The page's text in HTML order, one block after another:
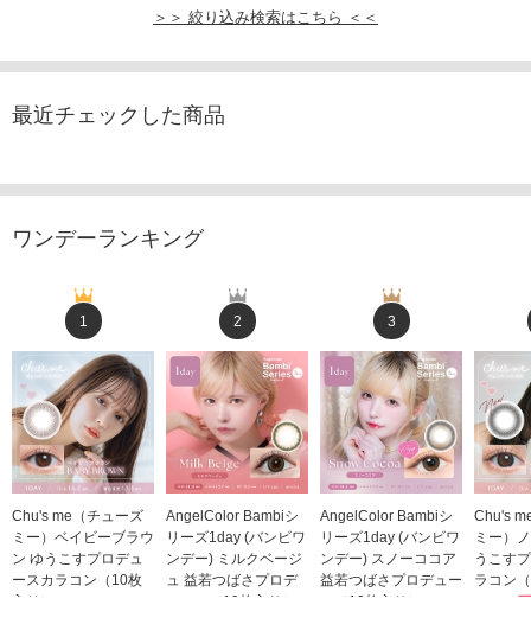
＞＞ 絞り込み検索はこちら ＜＜
最近チェックした商品
ワンデーランキング
1
Chu's me（チューズ
ミー）ベイビーブラウ
ン ゆうこすプロデュ
ースカラコン（10枚
入り）
2
AngelColor Bambiシ
リーズ1day (バンビワ
ンデー) ミルクベージ
ュ 益若つばさプロデ
ュース（10枚入り）
3
AngelColor Bambiシ
リーズ1day (バンビワ
ンデー) スノーココア
益若つばさプロデュー
ス（10枚入り）
Chu's
ミー）
うこす
ラコン
1,705